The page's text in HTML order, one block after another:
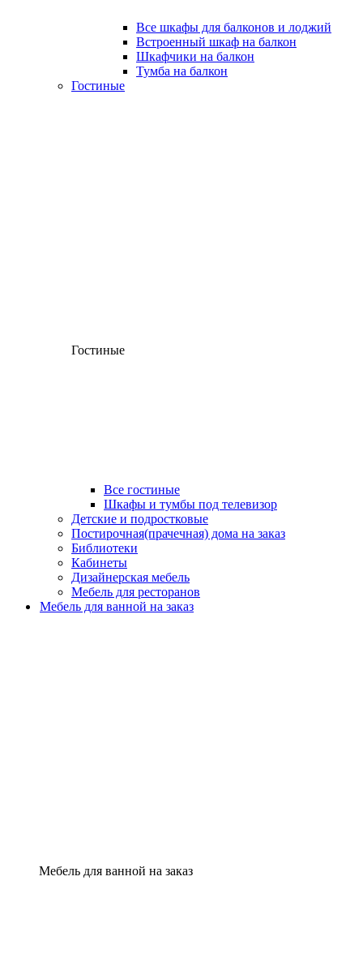
Все шкафы для балконов и лоджий
Встроенный шкаф на балкон
Шкафчики на балкон
Тумба на балкон
Гостиные
Гостиные
Все гостиные
Шкафы и тумбы под телевизор
Детские и подростковые
Постирочная(прачечная) дома на заказ
Библиотеки
Кабинеты
Дизайнерская мебель
Мебель для ресторанов
Мебель для ванной на заказ
Мебель для ванной на заказ